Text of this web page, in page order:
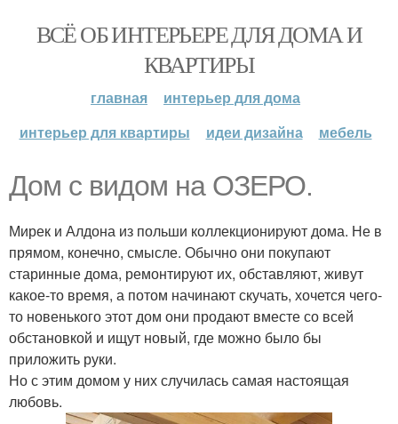
ВСЁ ОБ ИНТЕРЬЕРЕ ДЛЯ ДОМА И
КВАРТИРЫ
главная
интерьер для дома
интерьер для квартиры
идеи дизайна мебель
Дом с видом на ОЗЕРО.
Мирек и Алдона из польши коллекционируют дома. Не в
прямом, конечно, смысле. Обычно они покупают
старинные дома, ремонтируют их, обставляют, живут
какое-то время, а потом начинают скучать, хочется чего-
то новенького этот дом они продают вместе со всей
обстановкой и ищут новый, где можно было бы
приложить руки.
Но с этим домом у них случилась самая настоящая
любовь.